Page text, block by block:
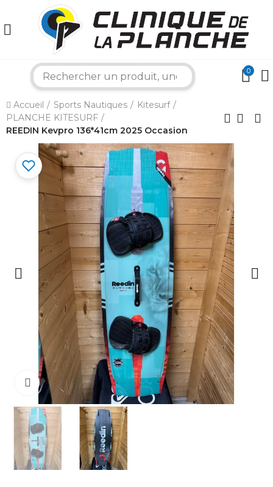
0
Accueil Sports Nautiques
Kitesurf
PLANCHE KITESURF
REEDIN Kevpro 136*41cm 2025 Occasion
Cliquez pour agrandir
×
Bonjour ! Je suis votre expert nautique.
Comment puis-je vous aider aujourd'hui ?